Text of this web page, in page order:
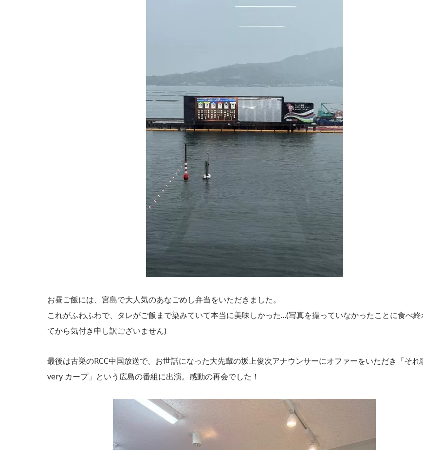
お昼ご飯には、宮島で大人気のあなごめし弁当をいただきました。
これがふわふわで、タレがご飯まで染みていて本当に美味しかった…(写真を撮っていなかったことに食べ終
てから気付き申し訳ございません)
最後は古巣のRCC中国放送で、お世話になった大先輩の坂上俊次アナウンサーにオファーをいただき「それ
very カープ」という広島の番組に出演。感動の再会でした！